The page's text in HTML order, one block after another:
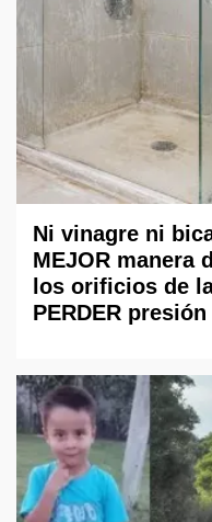
Ni vinagre ni
MEJOR manera
los orificios de
PERDER presión